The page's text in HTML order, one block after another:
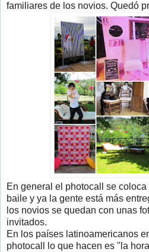
familiares de los novios. Quedó
En general el photocall se
baile y ya la gente está más
los novios se quedan con unas
invitados.
En los países latinoamericanos
photocall lo que hacen es "la